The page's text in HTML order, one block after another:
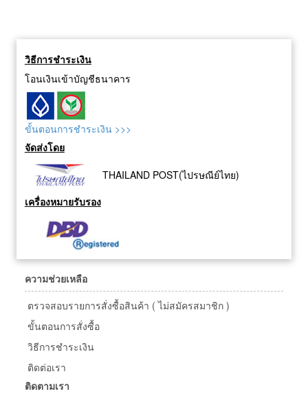
วิธีการชำระเงิน
โอนเงินเข้าบัญชีธนาคาร
ขั้นตอนการชำระเงิน >>>
จัดส่งโดย
THAILAND POST(ไปรษณีย์ไทย)
เครื่องหมายรับรอง
ความช่วยเหลือ
ตรวจสอบรายการสั่งซื้อสินค้า ( ไม่สมัครสมาชิก )
ขั้นตอนการสั่งซื้อ
วิธีการชำระเงิน
ติดต่อเรา
ติดตามเรา